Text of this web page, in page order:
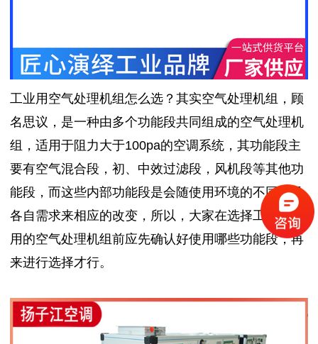
工业用空气处理机组怎么选？其实空气处理机组，顾
名思议，是一种由多个功能段共同组成的空气处理机
组，适用于阻力大于100pa的空调系统，其功能段主
要有空气混合段，初、中效过滤段，风机段等其他功
能段，而这些内部功能段是会随使用环境的不同以及
各自需求来相应的改变，所以，大家在选择工业场合
用的空气处理机组前应先确认好使用哪些功能段，再
来进行选择才行。